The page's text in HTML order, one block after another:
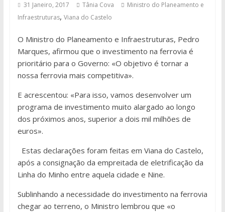
31 Janeiro, 2017 Tânia Cova
Ministro do Planeamento e
Infraestruturas, Viana do Castelo
O Ministro do Planeamento e Infraestruturas, Pedro
Marques, afirmou que o investimento na ferrovia é
prioritário para o Governo: «O objetivo é tornar a
nossa ferrovia mais competitiva».
E acrescentou: «Para isso, vamos desenvolver um
programa de investimento muito alargado ao longo
dos próximos anos, superior a dois mil milhões de
euros».
Estas declarações foram feitas em Viana do Castelo,
após a consignação da empreitada de eletrificação da
Linha do Minho entre aquela cidade e Nine.
Sublinhando a necessidade do investimento na ferrovia
chegar ao terreno, o Ministro lembrou que «o